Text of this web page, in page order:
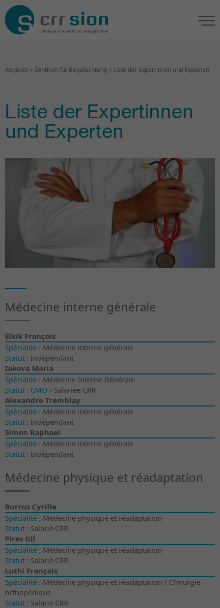
Angebot> Zentrum für Begutachtung > Liste der Expertinnen und Experten
Liste der Expertinnen
und Experten
Médecine interne générale
Elkik François
Spécialité : Médecine interne générale
Statut : Indépendant
Iakova Maria
Spécialité : Médecine Interne Générale
Statut : CMO - Salariée CRR
Alexandre Tremblay
Spécialité : Médecine interne générale
Statut : Indépendant
Simon Raphael
Spécialité : Médecine interne générale
Statut : Indépendant
Médecine physique et réadaptation
Burrus Cyrille
Spécialité : Médecine physique et réadaptation
Statut : Salarié CRR
Pires Gil
Spécialité : Médecine physique et réadaptation
Statut : Salarié CRR
Luthi François
Spécialité : Médecine physique et réadaptation / Chirurgie
orthopédique
Statut : Salarié CRR